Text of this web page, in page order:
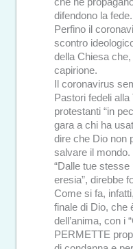
difendono la fede.
Perfino il
scontro
della Chiesa
capirione.
Il coronavirus
Pastori fedeli
protestanti “in
gara a chi ha
dire che Dio non
salvare il mondo.
“Dalle tue
eresia”, direbbe
Come si fa,
finale di Dio, che
dell’anima, con i
PERMETTE